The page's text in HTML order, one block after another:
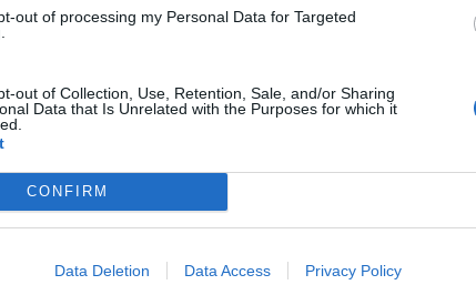
out of processing my Personal Data for Targeted
out of Collection, Use, Retention, Sale, and/or Sharing
Data that Is Unrelated with the Purposes for which it
CONFIRM
Data Deletion Data Access Privacy Policy
Det är i Exmouth Market i stadsdelen
är inte färdigt ännu, men 26 oktober sker det